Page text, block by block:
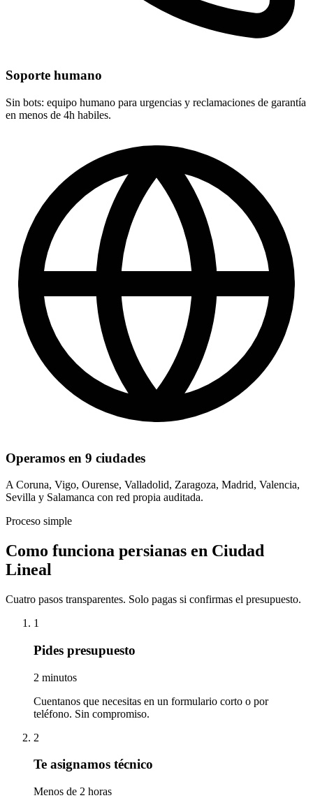
Soporte humano
Sin bots: equipo humano para urgencias y reclamaciones de garantía
en menos de 4h habiles.
Operamos en 9 ciudades
A Coruna, Vigo, Ourense, Valladolid, Zaragoza, Madrid, Valencia,
Sevilla y Salamanca con red propia auditada.
Proceso simple
Como funciona persianas en Ciudad
Lineal
Cuatro pasos transparentes. Solo pagas si confirmas el presupuesto.
1
Pides presupuesto
2 minutos
Cuentanos que necesitas en un formulario corto o por
teléfono. Sin compromiso.
2
Te asignamos técnico
Menos de 2 horas